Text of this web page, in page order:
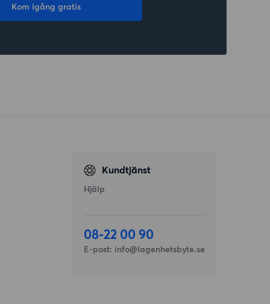
Kom igång gratis
Kundtjänst
Hjälp
08-22 00 90
E-post: info@lagenhetsbyte.se